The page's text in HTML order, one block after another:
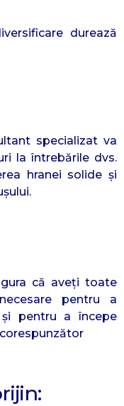
durează
specializat va
la întrebările dvs.
hranei solide și
că aveți toate
pentru a
pentru a începe